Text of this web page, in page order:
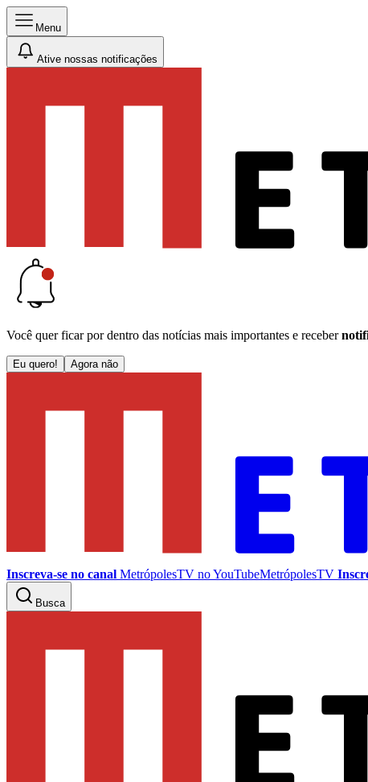
Menu
Ative nossas notificações
Você quer ficar por dentro das notícias mais importantes e receber
Eu quero! Agora não
Inscreva-se no canal MetrópolesTV noYouTubeMetrópolesTV
Busca